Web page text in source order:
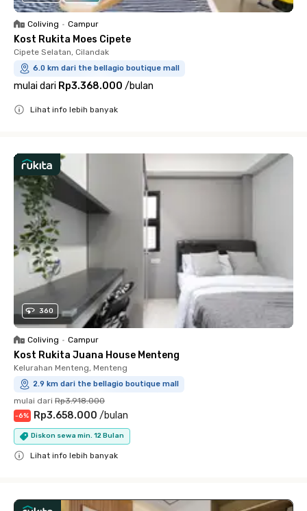
Coliving • Campur
Kost Rukita Moes Cipete
Cipete Selatan, Cilandak
6.0 km dari the bellagio boutique mall
mulai dari Rp3.368.000 /bulan
Lihat info lebih banyak
360
Coliving • Campur
Kost Rukita Juana House Menteng
Kelurahan Menteng, Menteng
2.9 km dari the bellagio boutique mall
mulai dari Rp3.918.000
-6% Rp3.658.000 /bulan
Diskon sewa min. 12 Bulan
Lihat info lebih banyak